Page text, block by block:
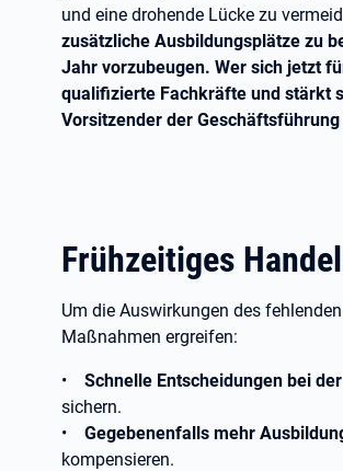
und eine drohende Lücke zu
zusätzliche Ausbildungsplätze zu
Jahr vorzubeugen. Wer sich jetzt
qualifizierte Fachkräfte und stärkt
Vorsitzender der
Frühzeitiges
Um die Auswirkungen des
Maßnahmen ergreifen:
• Schnelle Entscheidungen bei
sichern.
• Gegebenenfalls mehr
kompensieren.